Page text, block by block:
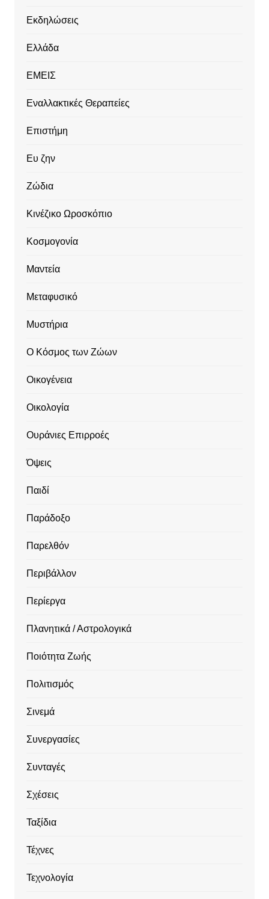
Εκδηλώσεις
Ελλάδα
ΕΜΕΙΣ
Εναλλακτικές Θεραπείες
Επιστήμη
Ευ ζην
Ζώδια
Κινέζικο Ωροσκόπιο
Κοσμογονία
Μαντεία
Μεταφυσικό
Μυστήρια
Ο Κόσμος των Ζώων
Οικογένεια
Οικολογία
Ουράνιες Επιρροές
Όψεις
Παιδί
Παράδοξο
Παρελθόν
Περιβάλλον
Περίεργα
Πλανητικά / Αστρολογικά
Ποιότητα Ζωής
Πολιτισμός
Σινεμά
Συνεργασίες
Συνταγές
Σχέσεις
Ταξίδια
Τέχνες
Τεχνολογία